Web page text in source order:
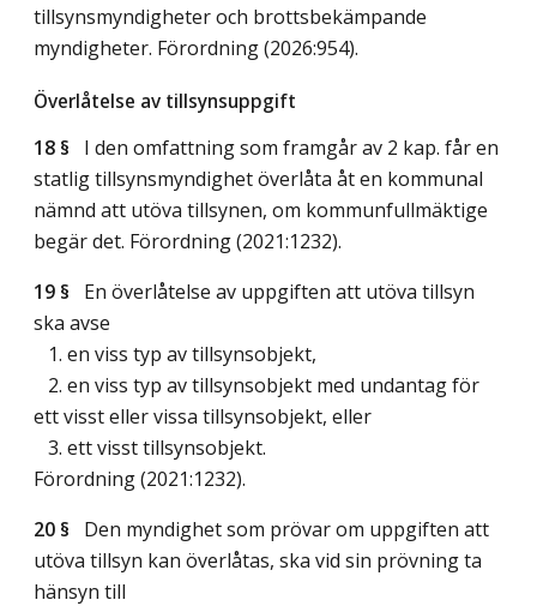
tillsynsmyndigheter och brottsbekämpande
myndigheter. Förordning (2026:954).
Överlåtelse av tillsynsuppgift
18 § I den omfattning som framgår av 2 kap. får en
statlig tillsynsmyndighet överlåta åt en kommunal
nämnd att utöva tillsynen, om kommunfullmäktige
begär det. Förordning (2021:1232).
19 § En överlåtelse av uppgiften att utöva tillsyn
ska avse
1. en viss typ av tillsynsobjekt,
2. en viss typ av tillsynsobjekt med undantag för
ett visst eller vissa tillsynsobjekt, eller
3. ett visst tillsynsobjekt.
Förordning (2021:1232).
20 § Den myndighet som prövar om uppgiften att
utöva tillsyn kan överlåtas, ska vid sin prövning ta
hänsyn till